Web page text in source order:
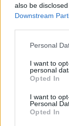
also be
Downstream
Personal
I want to
personal
Opted In
I want to
Personal
Opted In